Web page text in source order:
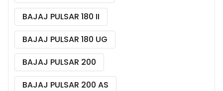
BAJAJ PULSAR 180 II
BAJAJ PULSAR 180 UG
BAJAJ PULSAR 200
BAJAJ PULSAR 200 AS